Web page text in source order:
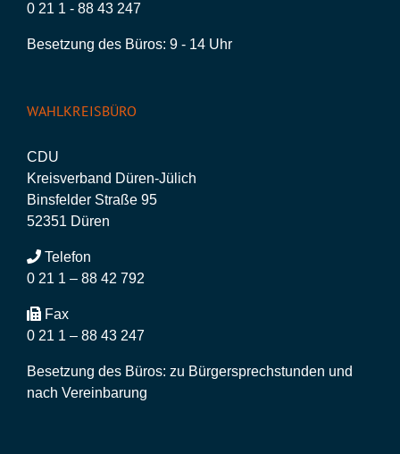
0 21 1 - 88 43 247
Besetzung des Büros: 9 - 14 Uhr
WAHLKREISBÜRO
CDU
Kreisverband Düren-Jülich
Binsfelder Straße 95
52351 Düren
Telefon
0 21 1 – 88 42 792
Fax
0 21 1 – 88 43 247
Besetzung des Büros: zu Bürgersprechstunden und
nach Vereinbarung